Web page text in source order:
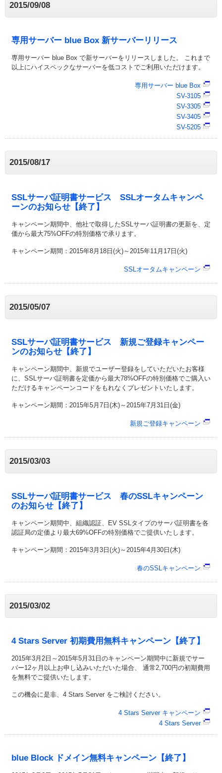
2015/09/08
専用サーバー blue Box 新サーバーリリース
専用サーバー blue Box で新サーバーをリリースしました。 これまで
以上にハイスペックなサーバーを低コストでご利用いただけます。
専用サーバー blue Box
SV-3105
SV-3305
SV-3405
SV-5205
2015/08/17
SSLサーバ証明書サービス SSLオータムキャンペ
ーンのお知らせ【終了】
キャンペーン期間中、他社で取得したSSLサーバ証明書の更新を、定
価から最大75%OFFの特別価格で承ります。
キャンペーン期間：2015年8月18日(火)～2015年11月17日(火)
SSLオータムキャンペーン
2015/05/07
SSLサーバ証明書サービス 新規ご登録キャンペー
ンのお知らせ【終了】
キャンペーン期間中、新規でユーザー登録をしていただいたお客様
に、SSLサーバ証明書を定価から最大78%OFFの特別価格でご購入い
ただけるキャンペーンコードをもれなくプレゼントいたします。
キャンペーン期間：2015年5月7日(木)～2015年7月31日(金)
新規ご登録キャンペーン
2015/03/03
SSLサーバ証明書サービス 春のSSLキャンペーン
のお知らせ【終了】
キャンペーン期間中、組織認証、EV SSLタイプのサーバ証明書を各
認証局の定価より最大69%OFFの特別価格でご提供いたします。
キャンペーン期間：2015年3月3日(火)～2015年4月30日(木)
春のSSLキャンペーン
2015/03/02
4 Stars Server 初期費用無料キャンペーン【終了】
2015年3月2日～2015年5月31日のキャンペーン期間中に新規でサー
バー12ヶ月以上お申し込みいただいた場合、 通常2,700円の初期費用
を無料でご提供いたします。
この機会に是非、4 Stars Server をご検討ください。
4 Stars Server キャンペーン
4 Stars Server
blue Block ドメイン無料キャンペーン【終了】